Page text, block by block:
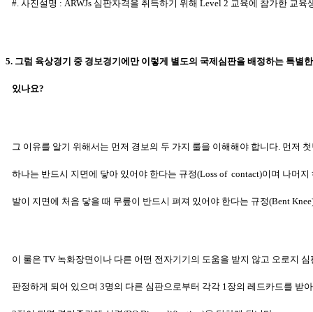
#. 사진설명 : ARWJs 심판자격 을 취득하기 위해 Level 2 교육에 참가한 교육
5. 그럼 육상경기 중 경보경기에만 이렇게 별도의 국제심판을 배정하는 특별
있나요?
그 이유를 알기 위해서는 먼저 경보의 두 가지 룰을 이해해야 합니다. 먼저
하나는 반드시 지면에 닿아 있어야 한다는 규정(Loss of contact)이며 나머지
발이 지면에 처음 닿을 때 무릎이 반드시 펴져 있어야 한다는 규정(Bent
이 룰은 TV 녹화장면이나 다른 어떤 전자기기의 도움을 받지 않고 오로지 심
판정하게 되어 있으며 3명의 다른 심판으로부터 각각 1장의 레드카드를 받